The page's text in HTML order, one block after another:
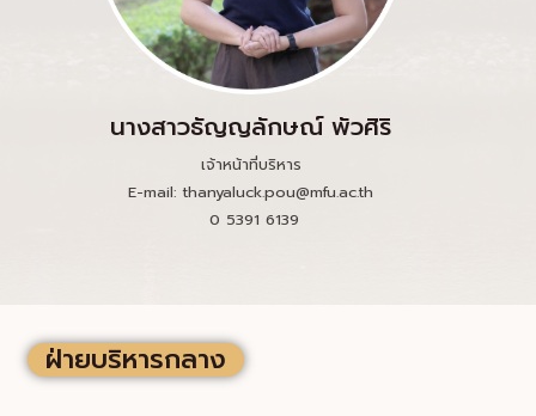
เจ้าหน้าที่บริหาร
E-mail: thanyaluck.pou@mfu.ac.th
0 5391 6139
ฝ่ายบริหารกลาง